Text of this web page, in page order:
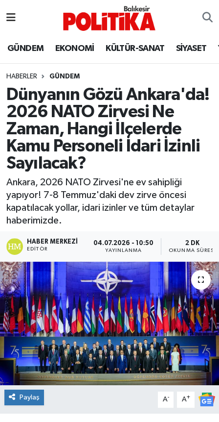
GÜNDEM EKONOMİ KÜLTÜR-SANAT SİYASET
HABERLER GÜNDEM
Dünyanın Gözü Ankara'da!
2026 NATO Zirvesi Ne
Zaman, Hangi İlçelerde
Kamu Personeli İdari İzinli
Sayılacak?
Ankara, 2026 NATO Zirvesi'ne ev sahipliği
yapıyor! 7-8 Temmuz'daki dev zirve öncesi
kapatılacak yollar, idari izinler ve tüm detaylar
haberimizde.
HABER MERKEZI
EDITÖR
04.07.2026 - 10:50
YAYINLANMA
2 DK
OKUNMA SÜRESI
Paylaş A- A+
Ayvalık
Bandırma
Bigadiç
BİYOGRAFİLER
Burhaniye
ÇEVRE
DÜNYA
Dursunbey
Edremit
EĞİTİM
EKONOMİ
Erdek
Gömeç
Balıkesir Hava Durumu
Balıkesir Namaz Vakitleri
Balıkesir Trafik Yoğunluk Haritası
Süper Lig Puan Durumu ve Fikstür
Tüm Manşetler
Son Dakika Haberleri
Haber Arşivi